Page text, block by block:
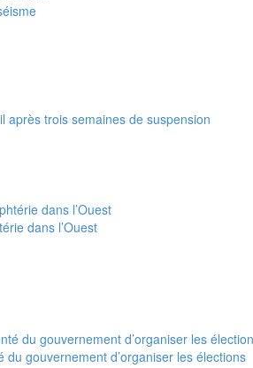
après trois semaines de suspension
dans l’Ouest
gouvernement d’organiser les élections